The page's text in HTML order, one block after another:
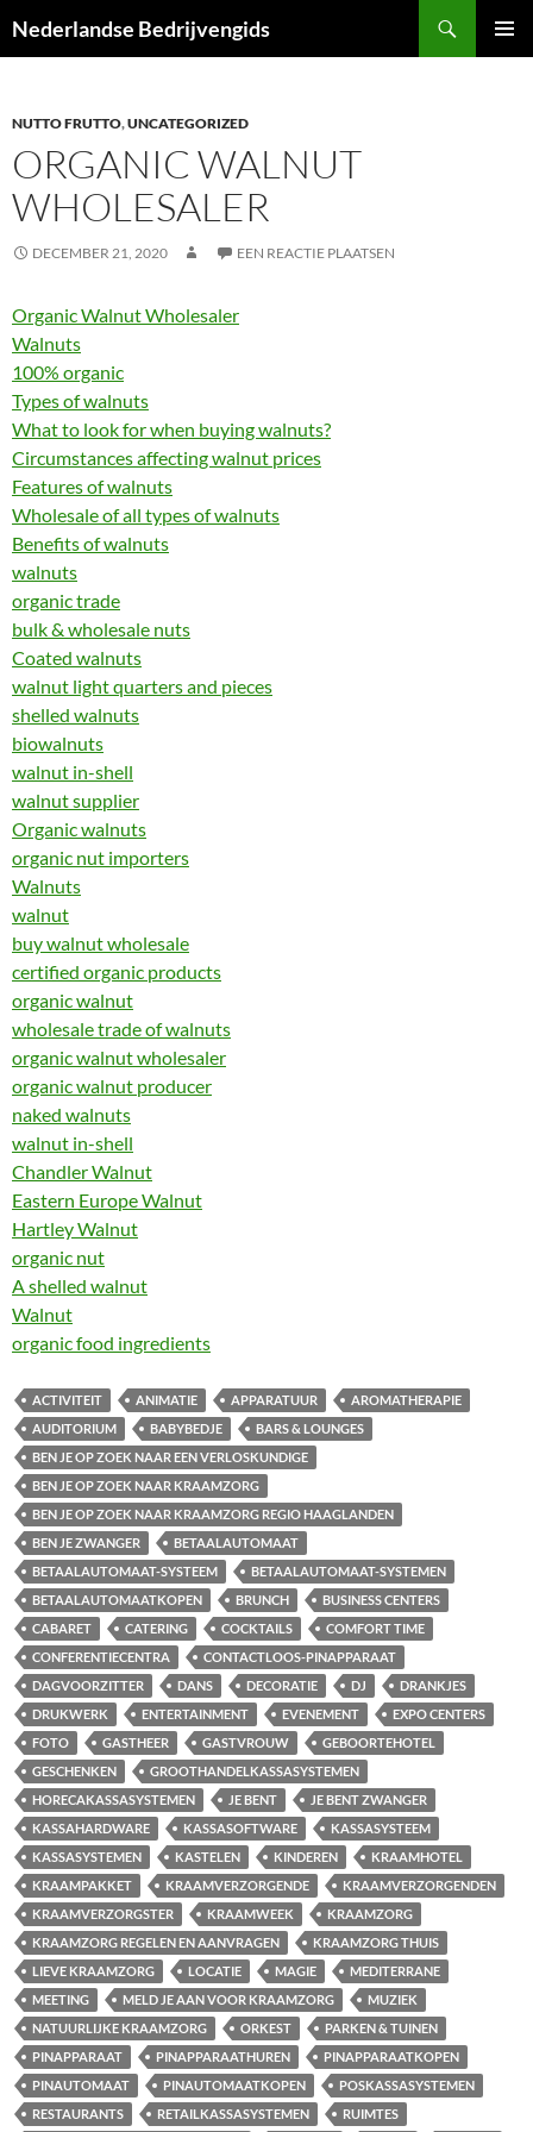
naar
Nederlandse Bedrijvengids
NUTTO FRUTTO,UNCATEGORIZED
ORGANIC WALNUT
WHOLESALER
DECEMBER 21, 2020 EEN REACTIE PLAATSEN
Organic Walnut Wholesaler
Walnuts
100% organic
Types of walnuts
What to look for when buying walnuts?
Circumstances affecting walnut prices
Features of walnuts
Wholesale of all types of walnuts
Benefits of walnuts
walnuts
organic trade
bulk & wholesale nuts
Coated walnuts
walnut light quarters and pieces
shelled walnuts
biowalnuts
walnut in-shell
walnut supplier
Organic walnuts
organic nut importers
Walnuts
walnut
buy walnut wholesale
certified organic products
organic walnut
wholesale trade of walnuts
organic walnut wholesaler
organic walnut producer
naked walnuts
walnut in-shell
Chandler Walnut
Eastern Europe Walnut
Hartley Walnut
organic nut
A shelled walnut
Walnut
organic food ingredients
ACTIVITEIT ANIMATIE APPARATUUR
AROMATHERAPIE
AUDITORIUM
BABYBEDJE
BARS & LOUNGES
BEN JE OP ZOEK NAAR EEN VERLOSKUNDIGE
BEN JE OP ZOEK NAAR KRAAMZORG
BEN JE OP ZOEK NAAR KRAAMZORG REGIO HAAGLANDEN
BEN JE ZWANGER
BETAALAUTOMAAT
BETAALAUTOMAAT-SYSTEEM
BETAALAUTOMAAT-SYSTEMEN
BETAALAUTOMAATKOPEN
BRUNCH
BUSINESS CENTERS
CABARET
CATERING COCKTAILS
COMFORT TIME
CONFERENTIECENTRA
CONTACTLOOS-PINAPPARAAT
DAGVOORZITTER
DANS DECORATIE DJ
DRANKJES
DRUKWERK
ENTERTAINMENT EVENEMENT
EXPO CENTERS
FOTO
GASTHEER GASTVROUW
GEBOORTEHOTEL
GESCHENKEN
GROOTHANDELKASSASYSTEMEN
HORECAKASSASYSTEMEN
JE BENT
JE BENT ZWANGER
KASSAHARDWARE
KASSASOFTWARE
KASSASYSTEEM
KASSASYSTEMEN
KASTELEN KINDEREN
KRAAMHOTEL
KRAAMPAKKET
KRAAMVERZORGENDE
KRAAMVERZORGENDEN
KRAAMVERZORGSTER
KRAAMWEEK
KRAAMZORG
KRAAMZORG REGELEN EN AANVRAGEN
KRAAMZORG THUIS
LIEVE KRAAMZORG
LOCATIE MAGIE
MEDITERRANE
MEETING
MELD JE AAN VOOR KRAAMZORG
MUZIEK
NATUURLIJKE KRAAMZORG
ORKEST
PARKEN & TUINEN
PINAPPARAAT
PINAPPARAATHUREN
PINAPPARAATKOPEN
PINAUTOMAAT
PINAUTOMAATKOPEN
POSKASSASYSTEMEN
RESTAURANTS
RETAILKASSASYSTEMEN
RUIMTES